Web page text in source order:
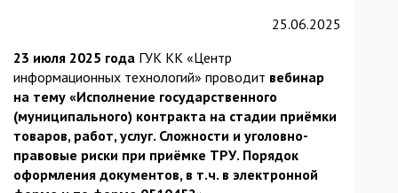
25.06.2025
23 июля 2025 года ГУК КК «Центр
информационных технологий» проводит вебинар
на тему «Исполнение государственного
(муниципального) контракта на стадии приёмки
товаров, работ, услуг. Сложности и уголовно-
правовые риски при приёмке ТРУ. Порядок
оформления документов, в т.ч. в электронной